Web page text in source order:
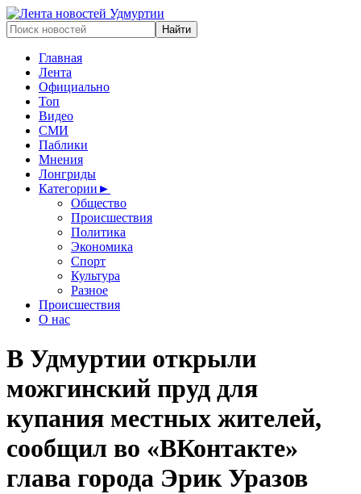
Главная
Лента
Официально
Топ
Видео
СМИ
Паблики
Мнения
Лонгриды
Категории ►
Общество
Происшествия
Политика
Экономика
Спорт
Культура
Разное
Происшествия
О нас
В Удмуртии открыли
можгинский пруд для
купания местных жителей,
сообщил во «ВКонтакте»
глава города Эрик Уразов